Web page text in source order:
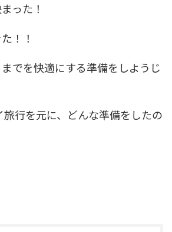
った！
！！
でを快適にする準備をしようじ
行を元に、どんな準備をしたの